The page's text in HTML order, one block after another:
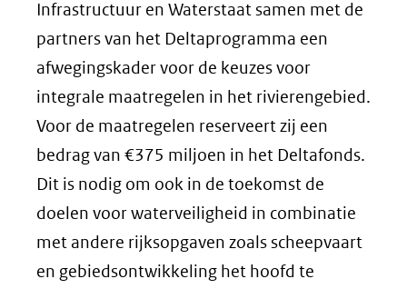
Infrastructuur en Waterstaat samen met de
partners van het Deltaprogramma een
afwegingskader voor de keuzes voor
integrale maatregelen in het rivierengebied.
Voor de maatregelen reserveert zij een
bedrag van €375 miljoen in het Deltafonds.
Dit is nodig om ook in de toekomst de
doelen voor waterveiligheid in combinatie
met andere rijksopgaven zoals scheepvaart
en gebiedsontwikkeling het hoofd te